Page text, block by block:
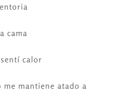
cama
calor
mantiene atado a